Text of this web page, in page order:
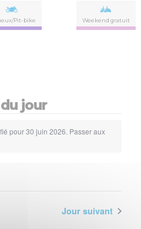
Pit-bike Weekend gratuit
jour
pour 30 juin 2026. Passer aux
par
vues
Jour suivant